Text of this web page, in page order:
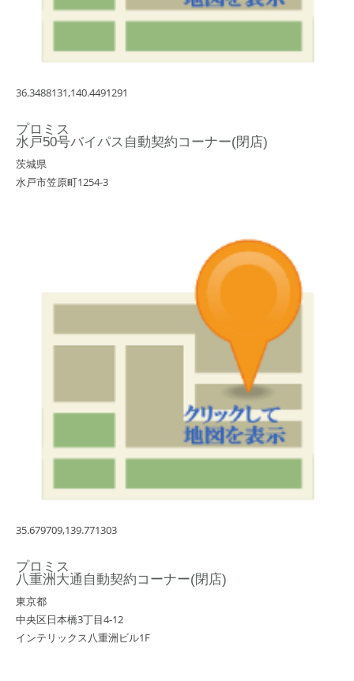
36.3488131,140.4491291
プロミス
水戸50号バイパス自動契約コーナー(閉店)
茨城県
水戸市笠原町1254-3
35.679709,139.771303
プロミス
八重洲大通自動契約コーナー(閉店)
東京都
中央区日本橋3丁目4-12
インテリックス八重洲ビル1F